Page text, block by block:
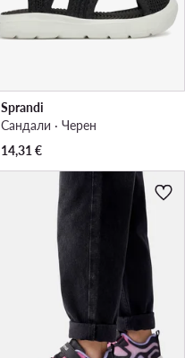
Sprandi
Сандали · Черен
14,31 €